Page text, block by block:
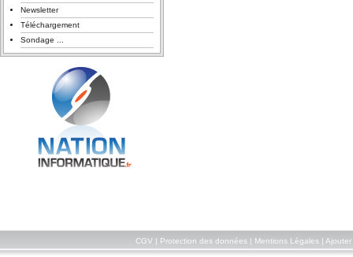
Newsletter
Téléchargement
Sondage ...
CGV Protection des données| Mentions Légales| Ajouter